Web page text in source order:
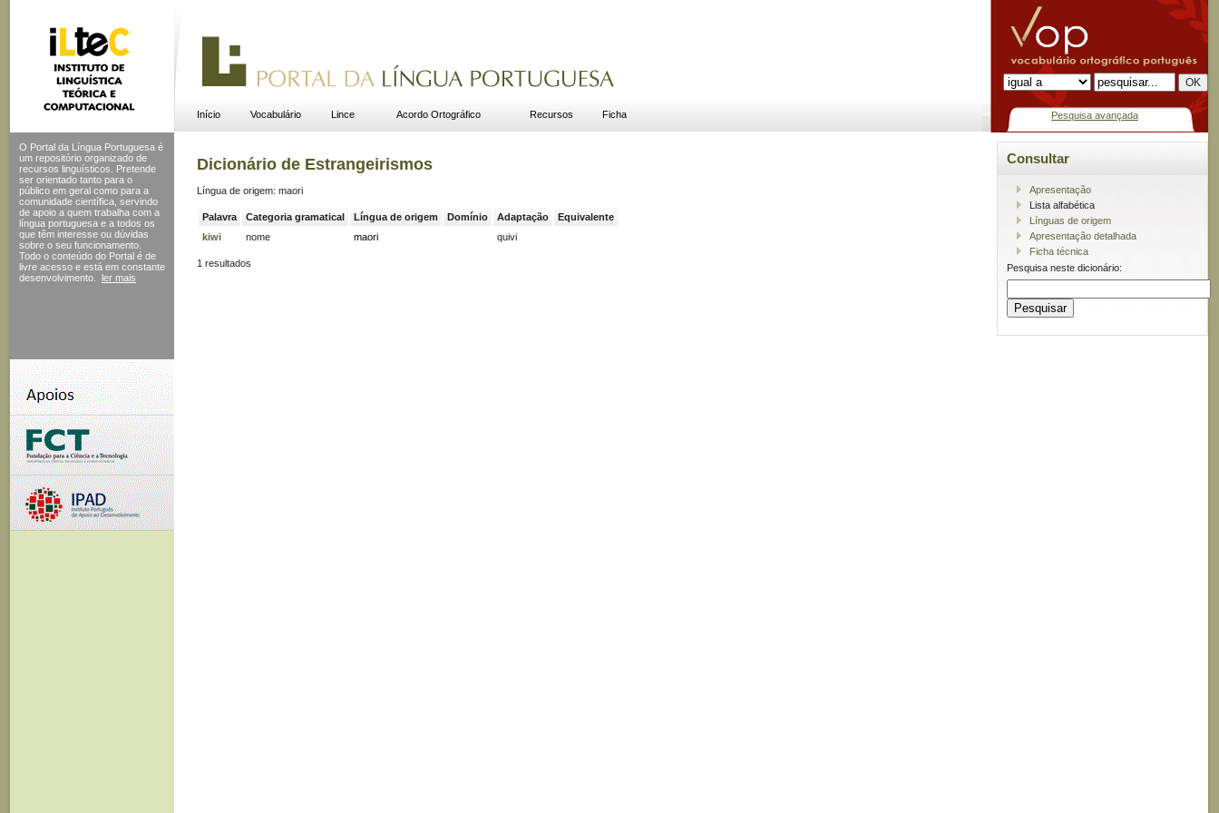
Início Vocabulário Lince Acordo Ortográfico Recursos Ficha Pesquisa avançada
O Portal da Língua Portuguesa é
um repositório organizado de
recursos linguísticos. Pretende
ser orientado tanto para o
público em geral como para a
comunidade científica, servindo
de apoio a quem trabalha com a
língua portuguesa e a todos os
que têm interesse ou dúvidas
sobre o seu funcionamento.
Todo o conteúdo do Portal é de
livre acesso e está em constante
desenvolvimento.
ler mais
Dicionário de Estrangeirismos
Língua de origem: maori
Palavra Categoria gramatical Língua de origem Domínio Adaptação
Equivalente
kiwi
nome maori quivi
1 resultados
Consultar
Apresentação
Lista alfabética
Línguas de origem
Apresentação detalhada
Ficha técnica
Pesquisa neste dicionário: